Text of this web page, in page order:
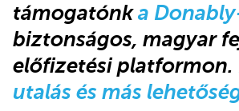
támogatónka
biztonságos, magyar
előfizetési platformon.
utalás és más